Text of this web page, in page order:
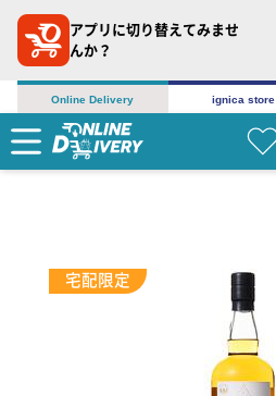
アプリに切り替えてみませ
んか？
Online Delivery ignica store
宅配限定